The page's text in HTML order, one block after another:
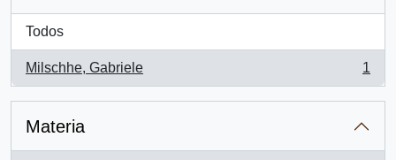
Todos
Milschhe, Gabriele
, 1 resultados
1
Materia